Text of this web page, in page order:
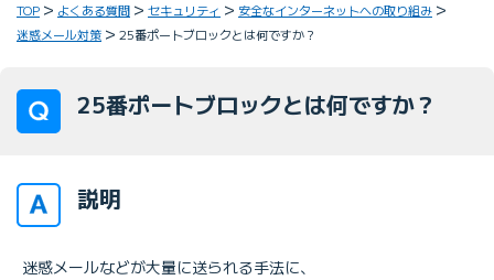
TOP よくある質問 セキュリティ
安全なインターネットへの取り組み
迷惑メール対策
25番ポートブロックとは何ですか？
25番ポートブロックとは何ですか？
説明
迷惑メールなどが大量に送られる手法に、